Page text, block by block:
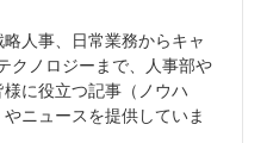
人事、日常業務からキャ
クノロジーまで、人事部や
に役立つ記事（ノウハ
ニュースを提供していま